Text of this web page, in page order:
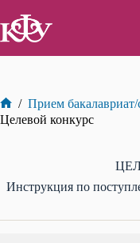
к
сути
Главная
/ Прием бакалавриат/
Целевой конкурс
Инструкция по